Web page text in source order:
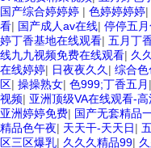
国产综合婷婷婷 | 色婷婷婷婷|
看| 国产成人av在线| 停停五
婷丁香基地在线观看| 五月丁
线九九视频免费在线观看| 久
在线婷婷| 日夜夜久久 | 综合
区| 操操熟女| 色999;丁香五月 |
视频| 亚洲顶级VA在线观看-
亚洲婷婷免费| 国产无套精品
精品色午夜| 天天干-天天日|
区三区爆乳| 久久久精品99|